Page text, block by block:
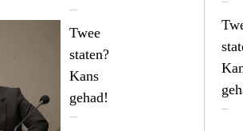
Twee
staten?
Kans
gehad!